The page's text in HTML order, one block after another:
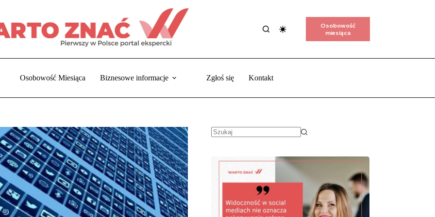
Osobowość
miesiąca
Osobowość Miesiąca Biznesowe informacje Zgłoś się Kontakt